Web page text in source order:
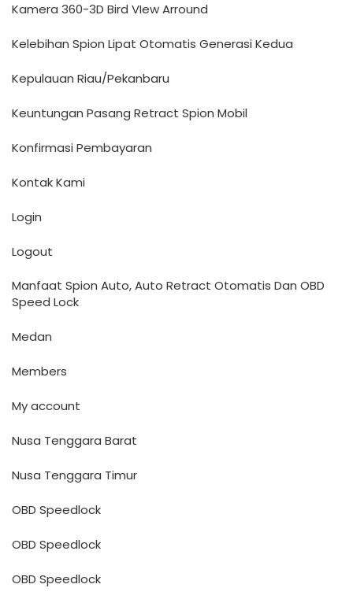
Kamera 360-3D Bird VIew Arround
Kelebihan Spion Lipat Otomatis Generasi Kedua
Kepulauan Riau/Pekanbaru
Keuntungan Pasang Retract Spion Mobil
Konfirmasi Pembayaran
Kontak Kami
Login
Logout
Manfaat Spion Auto, Auto Retract Otomatis Dan OBD
Speed Lock
Medan
Members
My account
Nusa Tenggara Barat
Nusa Tenggara Timur
OBD Speedlock
OBD Speedlock
OBD Speedlock